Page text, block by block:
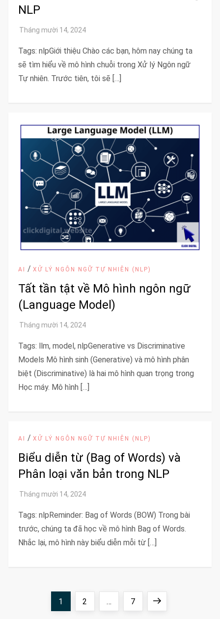
NLP
Tags: nlpGiới thiệu Chào các bạn, hôm nay chúng ta
sẽ tìm hiểu về mô hình chuỗi trong Xử lý Ngôn ngữ
Tự nhiên. Trước tiên, tôi sẽ […]
AI /XỬ LÝ NGÔN NGỮ TỰ NHIÊN (NLP)
Tất tần tật về Mô hình ngôn ngữ
(Language Model)
Tags: llm, model, nlpGenerative vs Discriminative
Models Mô hình sinh (Generative) và mô hình phân
biệt (Discriminative) là hai mô hình quan trọng trong
Học máy. Mô hình […]
AI /XỬ LÝ NGÔN NGỮ TỰ NHIÊN (NLP)
Biểu diễn từ (Bag of Words) và
Phân loại văn bản trong NLP
Tags: nlpReminder: Bag of Words (BOW) Trong bài
trước, chúng ta đã học về mô hình Bag of Words.
Nhắc lại, mô hình này biểu diễn mỗi từ […]
Page
1 Page
2 … Page
7 Next